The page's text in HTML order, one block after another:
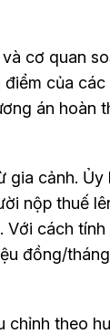
cơ quan
của
án hoàn
gia cảnh. Ủy
nộp thuế
cách
đồng/
chỉnh theo